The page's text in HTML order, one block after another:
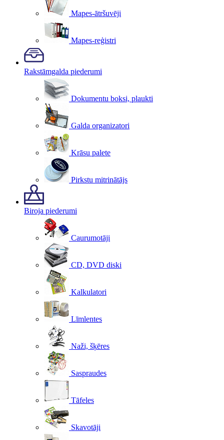
Mapes-ātršuvēji
Mapes-reģistri
Rakstāmgalda piederumi
Dokumentu boksi, plaukti
Galda organizatori
Krāsu palete
Pirkstu mitrinātājs
Biroja piederumi
Caurumotāji
CD, DVD diski
Kalkulatori
Līmlentes
Naži, šķēres
Saspraudes
Tāfeles
Skavotāji